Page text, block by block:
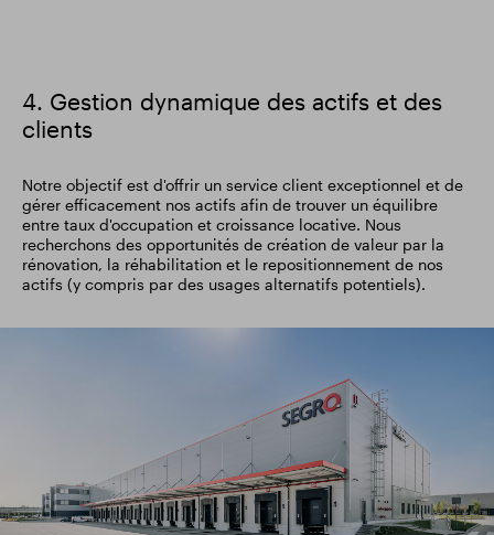
4. Gestion dynamique des actifs et des
clients
Notre objectif est d'offrir un service client exceptionnel et de
gérer efficacement nos actifs afin de trouver un équilibre
entre taux d'occupation et croissance locative. Nous
recherchons des opportunités de création de valeur par la
rénovation, la réhabilitation et le repositionnement de nos
actifs (y compris par des usages alternatifs potentiels).